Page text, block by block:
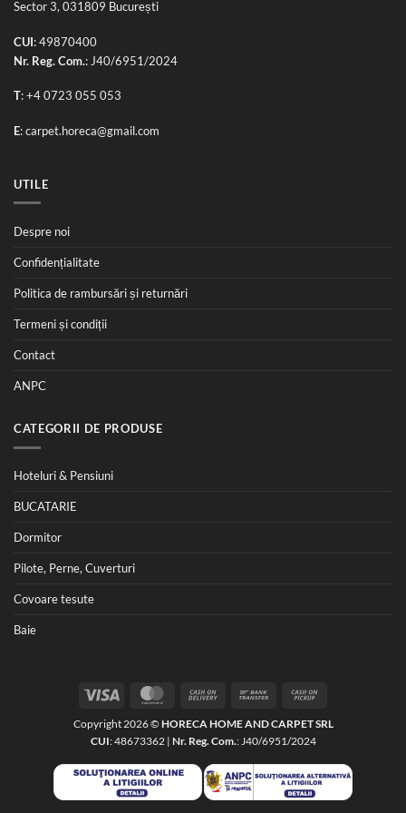
Sector 3, 031809 București
CUI: 49870400
Nr. Reg. Com.: J40/6951/2024
T:+4 0723 055 053
E:carpet.horeca@gmail.com
UTILE
Despre noi
Confidențialitate
Politica de rambursări și returnări
Termeni și condiții
Contact
ANPC
CATEGORII DE PRODUSE
Hoteluri & Pensiuni
BUCATARIE
Dormitor
Pilote, Perne, Cuverturi
Covoare tesute
Baie
MasterCard Cash
Delivery
Bank
Pickup
Copyright 2026 © HORECA HOME AND CARPET SRL
CUI: 48673362 | Nr. Reg. Com.: J40/6951/2024